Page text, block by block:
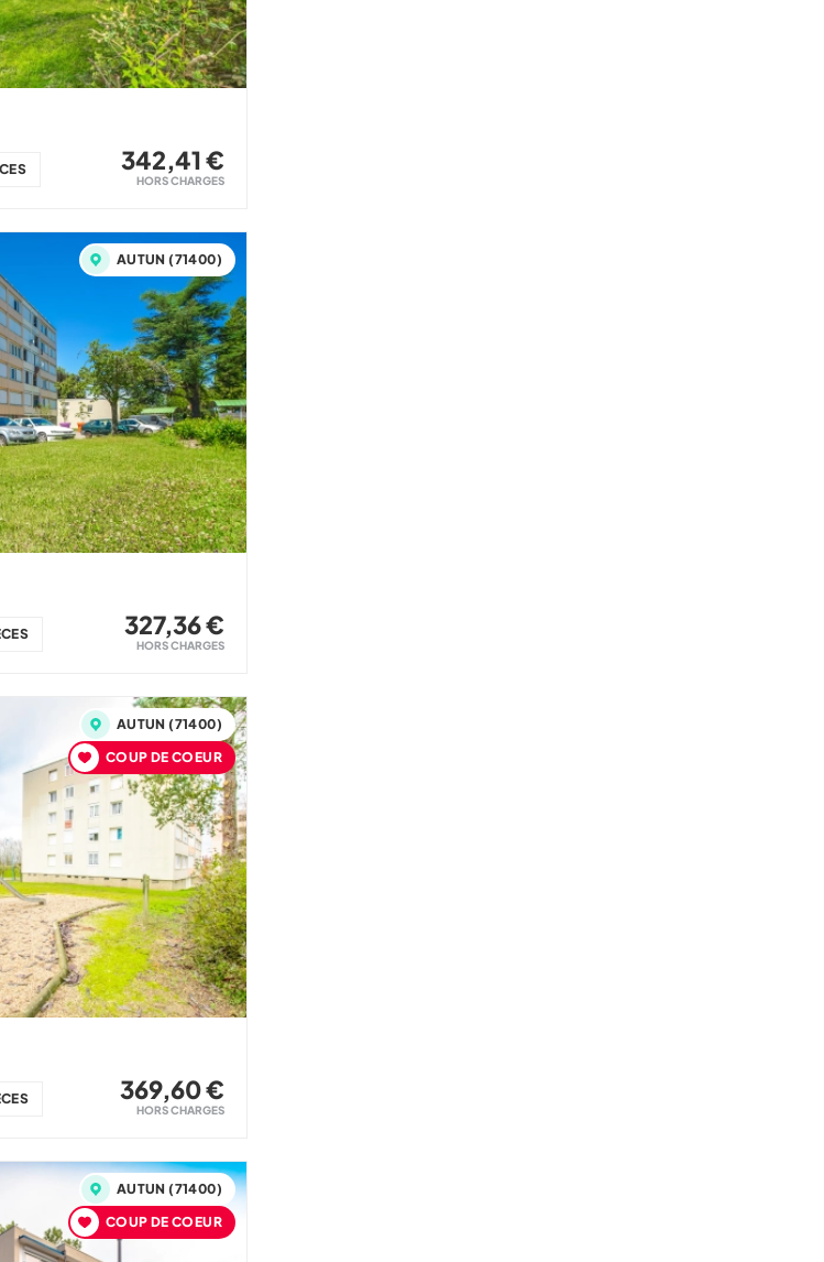
342,41 €
HORS CHARGES
AUTUN (71400)
327,36 €
HORS CHARGES
AUTUN (71400)
COUP DE COEUR
369,60 €
HORS CHARGES
AUTUN (71400)
COUP DE COEUR